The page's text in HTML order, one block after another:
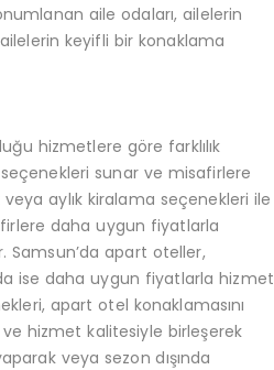
aile odaları, ailelerin
keyifli bir konaklama
hizmetlere göre farklılık
sunar ve misafirlere
aylık kiralama seçenekleri ile
daha uygun fiyatlarla
Samsun’da apart oteller,
ise daha uygun fiyatlarla hizmet
apart otel konaklamasını
hizmet kalitesiyle birleşerek
veya sezon dışında